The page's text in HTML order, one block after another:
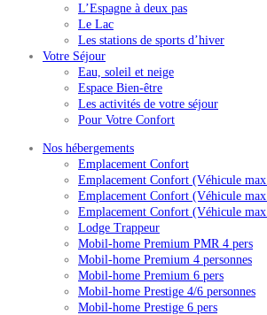
L’Espagne à deux pas
Le Lac
Les stations de sports d’hiver
Votre Séjour
Eau, soleil et neige
Espace Bien-être
Les activités de votre séjour
Pour Votre Confort
Nos hébergements
Emplacement Confort
Emplacement Confort (Véhicule
Emplacement Confort (Véhicule
Emplacement Confort (Véhicule
Lodge Trappeur
Mobil-home Premium PMR 4 pers
Mobil-home Premium 4 personnes
Mobil-home Premium 6 pers
Mobil-home Prestige 4/6 personnes
Mobil-home Prestige 6 pers